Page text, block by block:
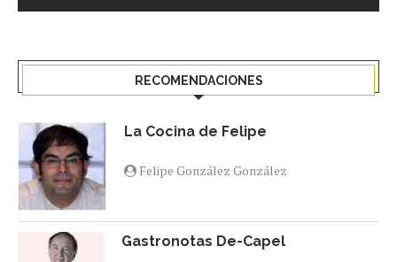
RECOMENDACIONES
La Cocina de Felipe
Felipe González González
Gastronotas De-Capel